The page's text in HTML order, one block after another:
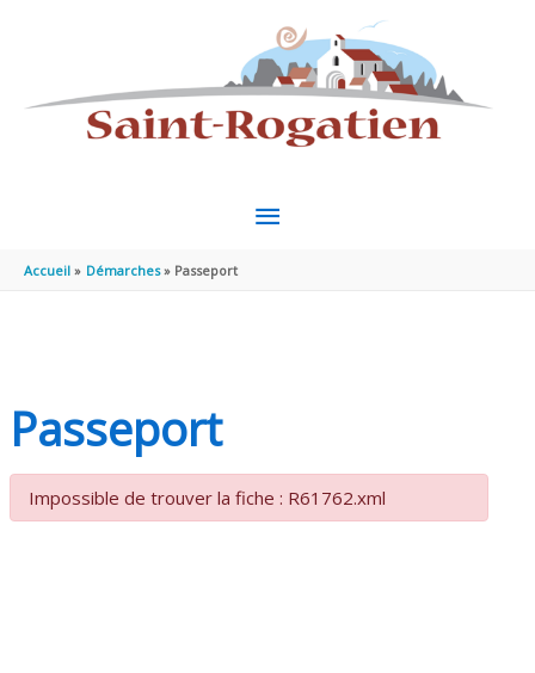
MENU
Accueil Démarches Passeport
Passeport
Impossible de trouver la fiche : R61762.xml